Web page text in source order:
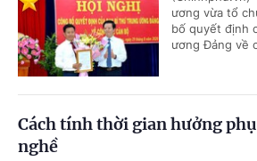
ương vừa tổ
bố quyết định
ương Đảng về
Cách tính thời gian hưởng
nghề